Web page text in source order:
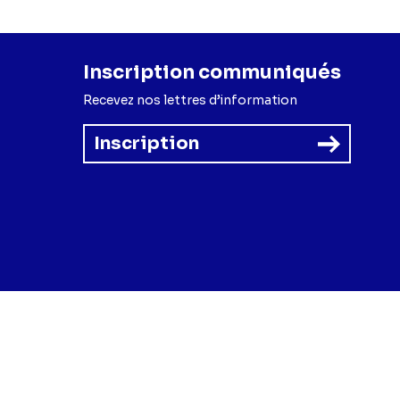
Inscription communiqués
Recevez nos lettres d’information
Inscription